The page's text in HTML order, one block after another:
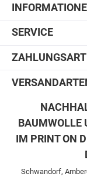
SERVICE
BAUMWOLLE
IM PRINT ON
Schwandorf,